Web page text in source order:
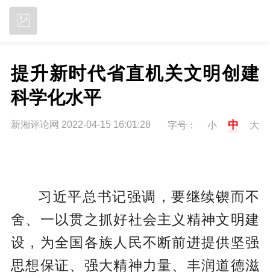
提升新时代省直机关文明创建
科学化水平
新湘评论网 2022-04-15 16:01:28 字号： 小 中 大
习近平总书记强调，要继续锲而不
舍、一以贯之抓好社会主义精神文明建
设，为全国各族人民不断前进提供坚强
思想保证、强大精神力量、丰润道德滋